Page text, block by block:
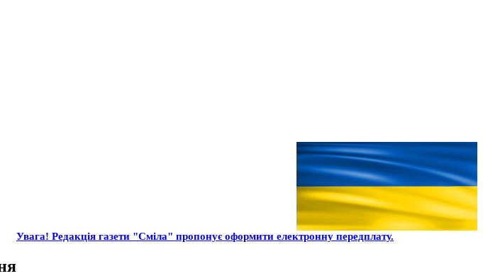
Увага! Редакція газети "Сміла" пропонує оформити електронну передплату.